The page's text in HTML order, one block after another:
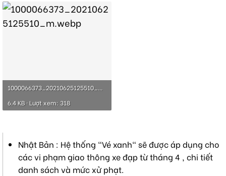
1000066373_20210625125510_m.webp
6.4 KB · Lượt xem: 318
Nhật Bản : Hệ thống "Vé xanh" sẽ được áp dụng cho
các vi phạm giao thông xe đạp từ tháng 4 , chi tiết
danh sách và mức xử phạt.